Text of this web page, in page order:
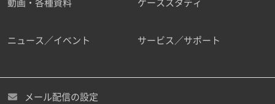
動画・各種資料 ケーススタディ
ニュース／イベント サービス／サポート
メール配信の設定